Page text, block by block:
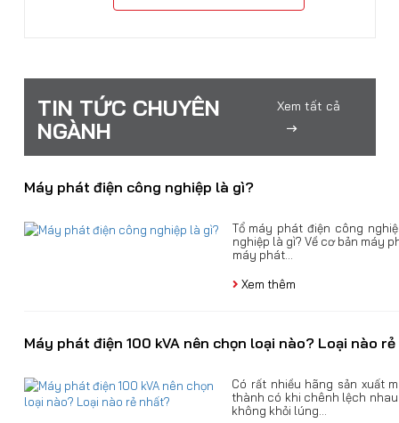
TIN TỨC CHUYÊN
NGÀNH
Xem tất cả
Máy phát điện công nghiệp là gì?
Tổ máy phát điện công
nghiệp là gì? Về cơ bản máy
máy phát...
Xem thêm
Máy phát điện 100 kVA nên chọn loại nào? Loại nào
Có rất nhiều hãng sản xuất
thành có khi chênh lệch
không khỏi lúng...